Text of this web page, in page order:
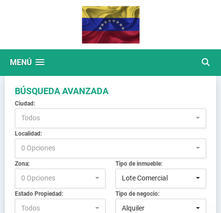
MENÚ
BÚSQUEDA AVANZADA
Ciudad:
Todos
Localidad:
0 Opciones
Zona:
0 Opciones
Tipo de inmueble:
Lote Comercial
Estado Propiedad:
Todos
Tipo de negocio:
Alquiler